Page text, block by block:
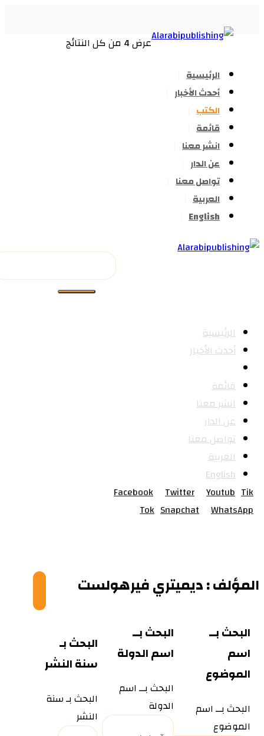
الرئيسية
أحدث الأخبار
الكتب
قائمة
انشر معنا
عن الدار
تواصل معنا
العربية
English
الرئيسية
أحدث الأخبار
قائمة
انشر معنا
عن الدار
تواصل معنا
العربية
English
Facebook
Twitter Youtub Tik
Tok Snapchat
WhatsApp
المؤلف : ديميتري فيرهولست
البحث بــ
اسم
الموضوع
البحث بــ اسم
الموضوع
البحث بــ
اسم الدولة
البحث بــ اسم
الدولة
البحث بـ
سنة النشر
البحث بـ سنة
النشر
عرض ⁦4⁩ من كل النتائج